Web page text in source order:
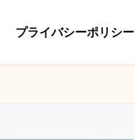
プライバシーポリシー